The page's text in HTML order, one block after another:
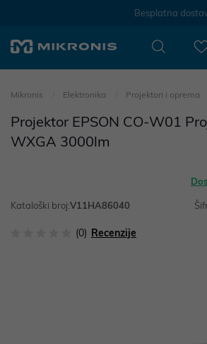
Besplatna
Mikronis Elektronika Projektori i oprema
Projektor EPSON CO-W01
WXGA 3000lm
Kataloški broj:V11HA86040
(0) Recenzije